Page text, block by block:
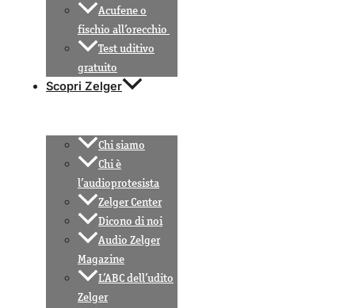
Acufene o
fischio all’orecchio
Test uditivo
gratuito
Scopri Zelger
Chi siamo
Chi è
l’audioprotesista
Zelger Center
Dicono di noi
Audio Zelger
Magazine
L’ABC dell’udito
Zelger